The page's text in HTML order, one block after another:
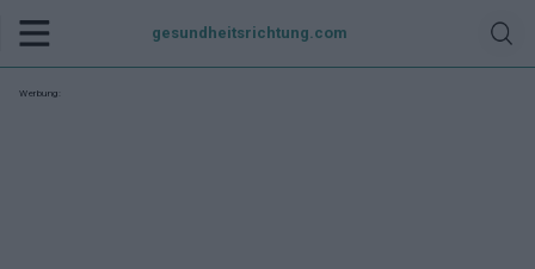
gesundheitsrichtung.com
Werbung: